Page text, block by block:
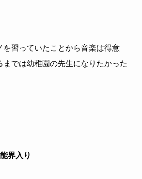
を習っていたことから音楽は得意
までは幼稚園の先生になりたかった
界入り